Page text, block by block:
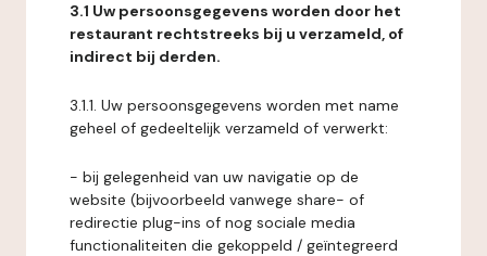
3.1 Uw persoonsgegevens worden door het
restaurant rechtstreeks bij u verzameld, of
indirect bij derden.
3.1.1. Uw persoonsgegevens worden met name
geheel of gedeeltelijk verzameld of verwerkt:
- bij gelegenheid van uw navigatie op de
website (bijvoorbeeld vanwege share- of
redirectie plug-ins of nog sociale media
functionaliteiten die gekoppeld / geïntegreerd